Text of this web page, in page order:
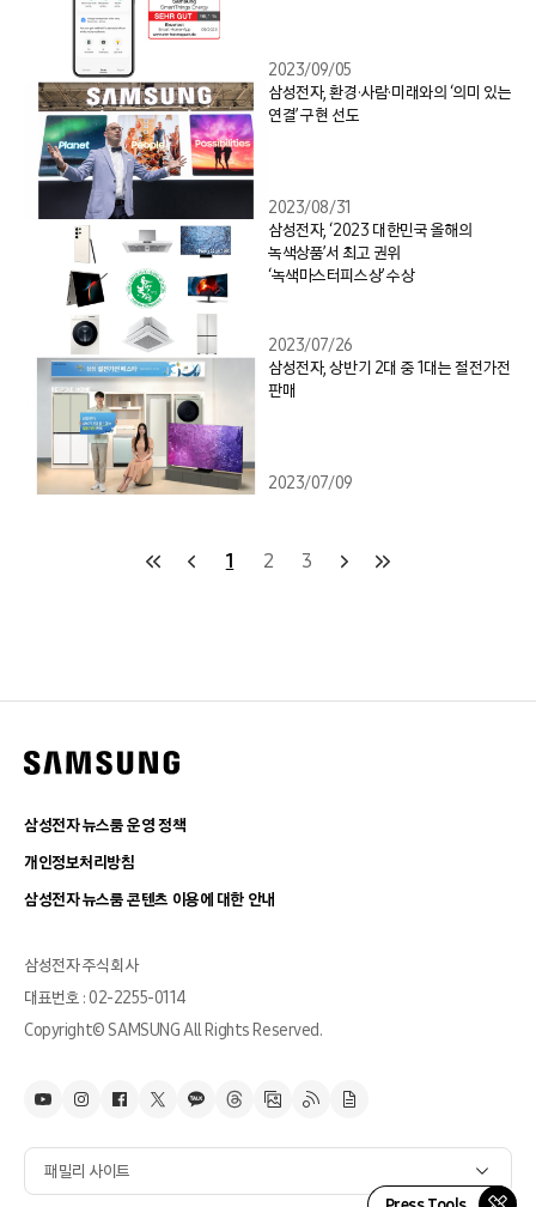
2023/09/05
삼성전자, 환경·사람·미래와의 ‘의미 있는
연결’ 구현 선도
2023/08/31
삼성전자, ‘2023 대한민국 올해의
녹색상품’서 최고 권위
‘녹색마스터피스상’ 수상
2023/07/26
삼성전자, 상반기 2대 중 1대는 절전가전
판매
2023/07/09
1 2 3
삼성전자 뉴스룸 운영 정책
개인정보처리방침
삼성전자 뉴스룸 콘텐츠 이용에 대한 안내
삼성전자 주식회사
대표번호 : 02-2255-0114
Copyright© SAMSUNG All Rights Reserved.
패밀리 사이트